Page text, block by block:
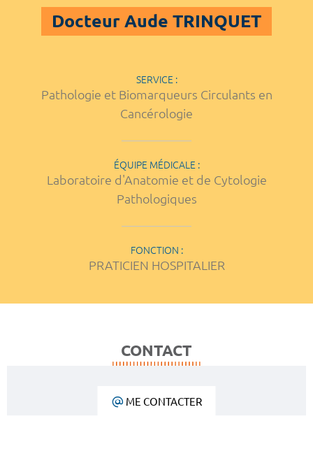
Docteur Aude TRINQUET
SERVICE :
Pathologie et Biomarqueurs Circulants en
Cancérologie
ÉQUIPE MÉDICALE :
Laboratoire d'Anatomie et de Cytologie
Pathologiques
FONCTION :
PRATICIEN HOSPITALIER
CONTACT
ME CONTACTER